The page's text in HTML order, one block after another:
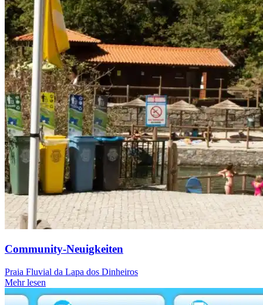
Community-Neuigkeiten
Praia Fluvial da Lapa dos Dinheiros
Mehr lesen